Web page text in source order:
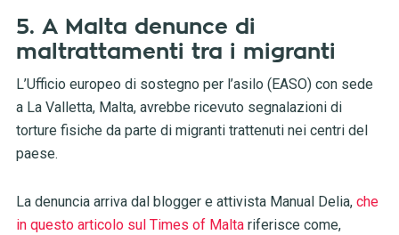
5. A Malta denunce di
maltrattamenti tra i migranti
L’Ufficio europeo di sostegno per l’asilo (EASO) con sede
a La Valletta, Malta, avrebbe ricevuto segnalazioni di
torture fisiche da parte di migranti trattenuti nei centri del
paese.
La denuncia arriva dal blogger e attivista Manual Delia, che
in questo articolo sul Times of Maltariferisce come,